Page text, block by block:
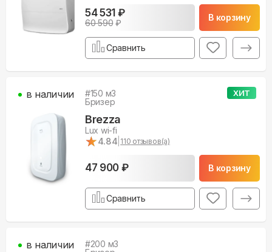
54 531 ₽
60 590₽
В корзину
Сравнить
ХИТ
#150 м3
Бризер
Brezza
Lux wi-fi
★
★4.84 110 отзывов(а)
47 900 ₽ В корзину
в наличии
Сравнить
#200 м3
в наличии